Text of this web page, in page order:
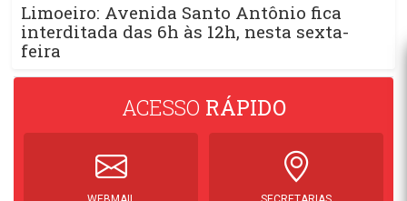
Limoeiro: Avenida Santo Antônio fica
interditada das 6h às 12h, nesta sexta-
feira
ACESSO RÁPIDO